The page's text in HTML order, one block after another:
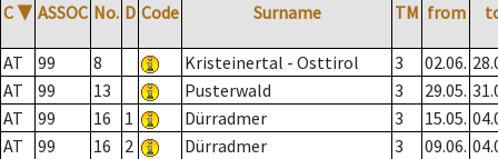
C ▼ ASSOC No. D Code Surname TM from
AT 99 8 Kristeinertal - Osttirol 3 02.06.
AT
99 13 Pusterwald 3 29.05.
AT
99 16 1 Dürradmer 3 15.05.
AT
99 16 2 Dürradmer 3 09.06.